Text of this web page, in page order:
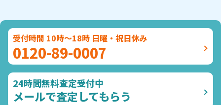
受付時間 10時～18時 日曜・祝日休み
0120-89-0007
24時間無料査定受付中
メールで査定してもらう